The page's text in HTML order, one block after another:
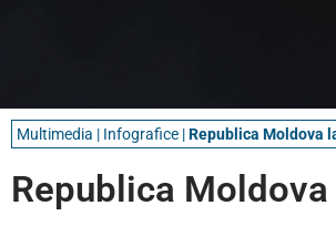
Multimedia | Infografice |Republica Moldova
Republica